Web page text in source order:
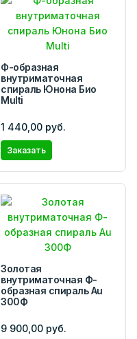
Ф-образная
внутриматочная
спираль Юнона Био
Multi
1 440,00 руб.
Заказать
Золотая
внутриматочная Ф-
образная спираль Au
300Ф
9 900,00 руб.